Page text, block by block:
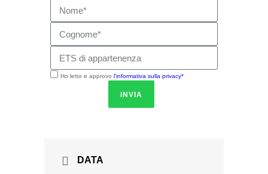
Ho letto e approvo l'informativa sulla privacy*
INVIA
DATA